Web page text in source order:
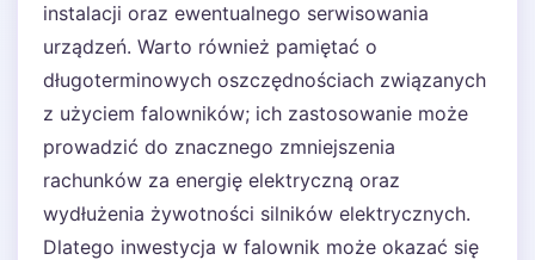
instalacji oraz ewentualnego serwisowania
urządzeń. Warto również pamiętać o
długoterminowych oszczędnościach związanych
z użyciem falowników; ich zastosowanie może
prowadzić do znacznego zmniejszenia
rachunków za energię elektryczną oraz
wydłużenia żywotności silników elektrycznych.
Dlatego inwestycja w falownik może okazać się